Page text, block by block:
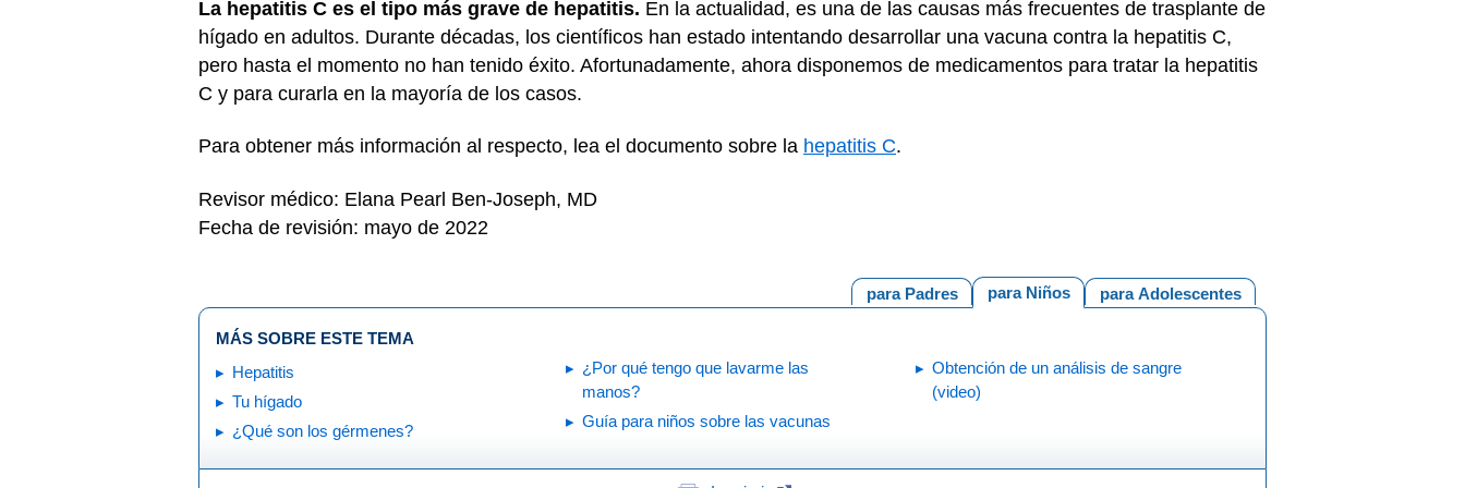
La hepatitis C es el tipo más grave de hepatitis. En la actualidad, es una de las causas más frecuentes de trasplante de
hígado en adultos. Durante décadas, los científicos han estado intentando desarrollar una vacuna contra la hepatitis C,
pero hasta el momento no han tenido éxito. Afortunadamente, ahora disponemos de medicamentos para tratar la hepatitis
C y para curarla en la mayoría de los casos.
Para obtener más información al respecto, lea el documento sobre la hepatitis C.
Revisor médico: Elana Pearl Ben-Joseph, MD
Fecha de revisión: mayo de 2022
para Adolescentes
para Niños
para Padres
MÁS SOBRE ESTE TEMA
Hepatitis
Tu hígado
¿Qué son los gérmenes?
¿Por qué tengo que lavarme las
manos?
Guía para niños sobre las vacunas
Obtención de un análisis de sangre
(video)